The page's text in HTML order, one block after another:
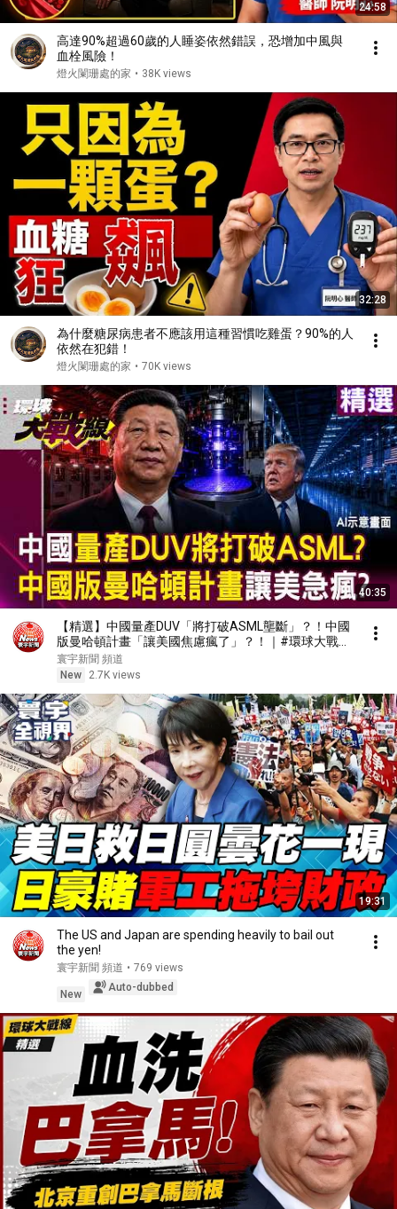
24:58
高達90%超過60歲的人睡姿依然錯誤，恐增加中風與
血栓風險！
燈火闌珊處的家 • 38K views
32:28
為什麼糖尿病患者不應該用這種習慣吃雞蛋？90%的人
依然在犯錯！
燈火闌珊處的家 • 70K views
40:35
【精選】中國量產DUV「將打破ASML壟斷」？！中國
版曼哈頓計畫「讓美國焦慮瘋了」？！｜#環球大戰線
#寰宇新聞 @globalfrontlinetv
寰宇新聞 頻道
New
2.7K views
19:31
The US and Japan are spending heavily to bail out
the yen!
寰宇新聞 頻道 • 769 views
New
Auto-dubbed